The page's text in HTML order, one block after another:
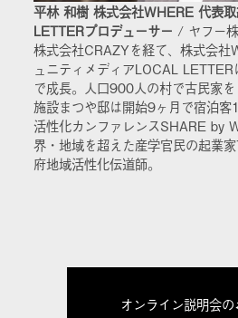
平林 和樹 株式会社WHERE 代表
LETTERプロデューサー / ヤフー
株式会社CRAZYを経て、株式会社
ュニティメディアLOCAL
で成長。人口900人の村で古民家
施設まつや邸は開始9ヶ月で宿泊
活性化カンファレンスSHARE by
界・地域を超えた産学官民の起業
府地域活性化伝道師。
オンライン説明会